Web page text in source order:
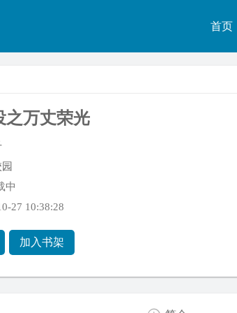
首页
之万丈荣光
中
27 10:38:28
加入书架